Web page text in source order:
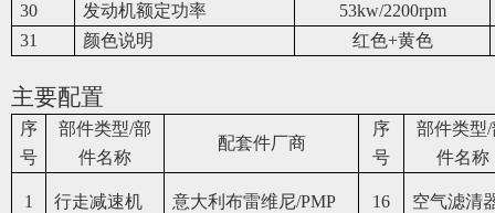
30
发动机额定功率
53kw/2200rpm
31
颜色说明 红色+黄色
主要配置
序
号
部件类型/部
件名称
配套件厂商
序
号
部件类型/
件名称
1 行走减速机 意大利布雷维尼/PMP 16 空气滤清